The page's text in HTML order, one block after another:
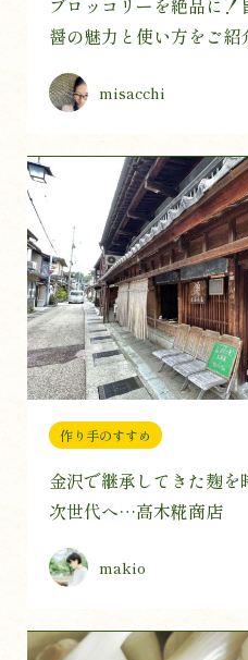
醤の魅力と使い方をご紹
misacchi
作り手のすすめ
金沢で継承してきた麹
次世代へ…高木糀商店
makio